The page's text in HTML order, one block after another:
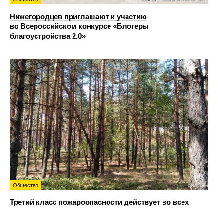
Нижегородцев приглашают к участию
во Всероссийском конкурсе «Блогеры
благоустройства 2.0»
Общество
Третий класс пожароопасности действует во всех